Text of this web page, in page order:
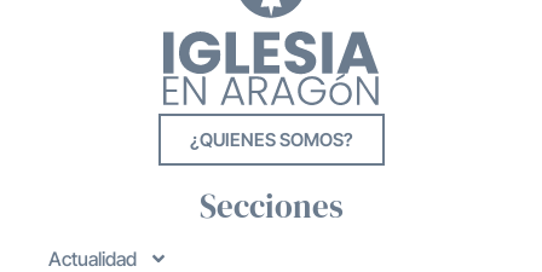
¿QUIENES SOMOS?
Secciones
Actualidad